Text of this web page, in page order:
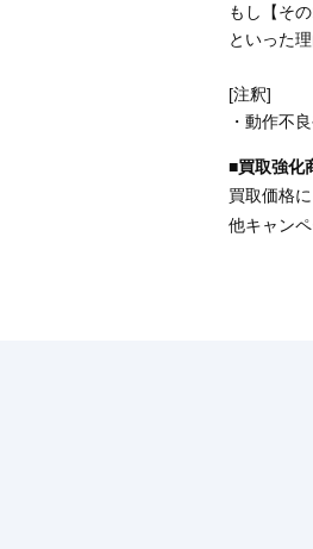
もし【そ
といった
[注釈]
・動作不
■買取強化
買取価格に
他キャン